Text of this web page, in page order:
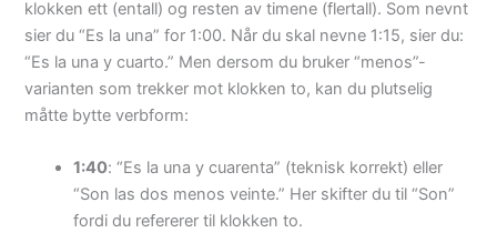
klokken ett (entall) og resten av timene (flertall). Som nevnt
sier du “Es la una” for 1:00. Når du skal nevne 1:15, sier du:
“Es la una y cuarto.” Men dersom du bruker “menos”-
varianten som trekker mot klokken to, kan du plutselig
måtte bytte verbform:
1:40: “Es la una y cuarenta” (teknisk korrekt) eller
“Son las dos menos veinte.” Her skifter du til “Son”
fordi du refererer til klokken to.